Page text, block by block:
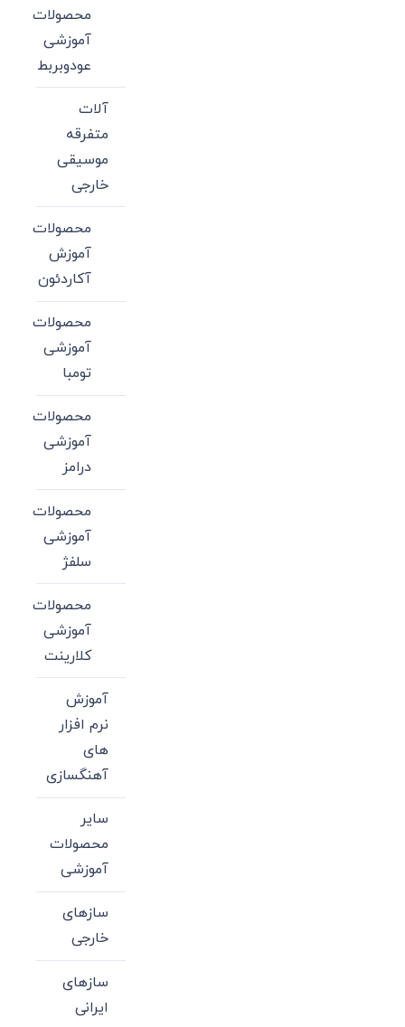
محصولات
آموزشی
عودوبربط
آلات
متفرقه
موسیقی
خارجی
محصولات
آموزش
آکاردئون
محصولات
آموزشی
تومبا
محصولات
آموزشی
درامز
محصولات
آموزشی
سلفژ
محصولات
آموزشی
کلارینت
آموزش
نرم افزار
های
آهنگسازی
سایر
محصولات
آموزشی
سازهای
خارجی
سازهای
ایرانی